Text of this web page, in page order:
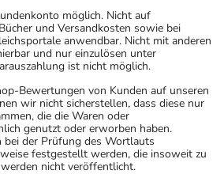
möglich. Nicht auf
und Versandkosten sowie bei
anwendbar. Nicht mit anderen
und nur einzulösen unter
ist nicht möglich.
Bewertungen von Kunden auf unseren
wir nicht sicherstellen, dass diese nur
die die Waren oder
genutzt oder erworben haben.
bei der Prüfung des Wortlauts
festgestellt werden, die insoweit zu
nicht veröffentlicht.